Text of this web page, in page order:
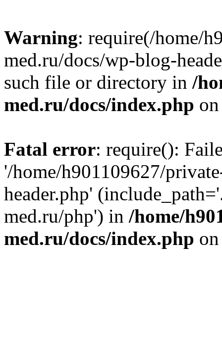
Warning: require(/home/
med.ru/docs/wp-blog-
such file or directory in /
med.ru/docs/index.php
Fatal error: require():
'/home/h901109627/
header.php'
med.ru/php') in /home/
med.ru/docs/index.php